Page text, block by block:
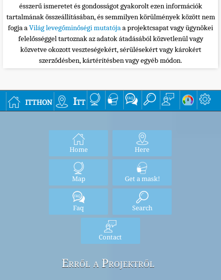
ésszerű ismeretet és gondosságot gyakorolt ezen információk
tartalmának összeállításában, és semmilyen körülmények között nem
fogja a Világ levegőminőségi mutatója a projektcsapat vagy ügynökei
felelősséggel tartoznak az adatok átadásából közvetlenül vagy
közvetve okozott veszteségekért, sérülésekért vagy károkért
szerződésben, kártérítésben vagy egyéb módon.
itthon Itt
Home Here
Map Get a mask!
Faq Search
Contact
Erről a Projektről